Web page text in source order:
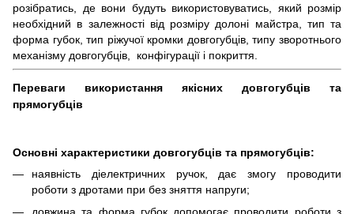
розібратись, де вони будуть використовуватись, який розмір
необхідний в залежності від розміру долоні майстра, тип та
форма губок, тип ріжучої кромки довгогубців, типу зворотнього
механізму довгогубців, конфігурації і покриття.
Переваги використання якісних довгогубців та
прямогубців
Основні характеристики довгогубців та прямогубців:
наявність діелектричних ручок, дає змогу проводити
роботи з дротами при без зняття напруги;